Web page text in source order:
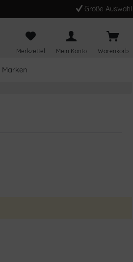
Große Auswahl
Merkzettel Mein Konto Warenkorb
Marken